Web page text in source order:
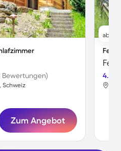
Bewertungen)
Schweiz
Zum Angebot
ab
4.5